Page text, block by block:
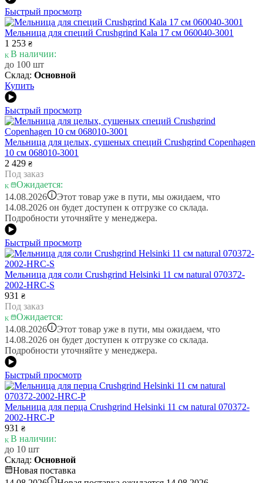
Быстрый просмотр
Мельница для специй Crushgrind Kala 17 см 060040-3001
1 253 ₴
В наличии:
до 100 шт
Склад: Основной
Купить
Быстрый просмотр
Мельница для целых, сушеных специй Crushgrind Copenhagen
10 см 068010-3001
2 429 ₴
Под заказ
Ожидается:
14.08.2026 i
Этот товар уже в пути, мы ожидаем, что
14.08.2026 он будет доступен к отгрузке со склада.
Подробности уточняйте у менеджера.
Быстрый просмотр
Мельница для соли Crushgrind Helsinki 11 см natural 070372-
2002-HRC-S
931 ₴
Под заказ
Ожидается:
14.08.2026 i
Этот товар уже в пути, мы ожидаем, что
14.08.2026 он будет доступен к отгрузке со склада.
Подробности уточняйте у менеджера.
Быстрый просмотр
Мельница для перца Crushgrind Helsinki 11 см natural 070372-
2002-HRC-P
931 ₴
В наличии:
до 10 шт
Склад: Основной
Новая поставка
i